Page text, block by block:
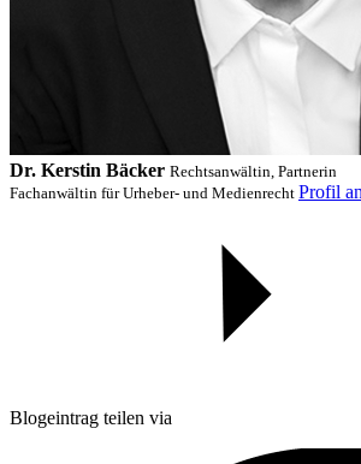
Dr. Kerstin Bäcker Rechtsanwältin, Partnerin
Fachanwältin für Urheber- und Medienrecht Profil
Blogeintrag teilen via